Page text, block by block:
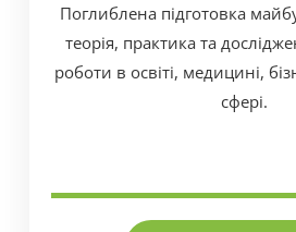
Поглиблена підготовка
теорія, практика та
роботи в освіті, медицині,
сфері.